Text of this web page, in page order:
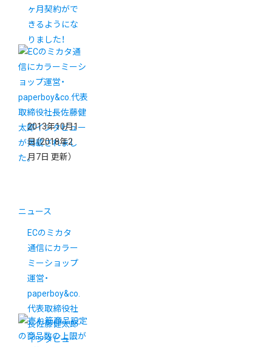
ヶ月契約がで
きるようにな
りました！
2013年10月1
日（2018年2
月7日 更新）
ニュース
ECのミカタ
通信にカラー
ミーショップ
運営・
paperboy&co.
代表取締役社
長佐藤健太郎
インタビュー